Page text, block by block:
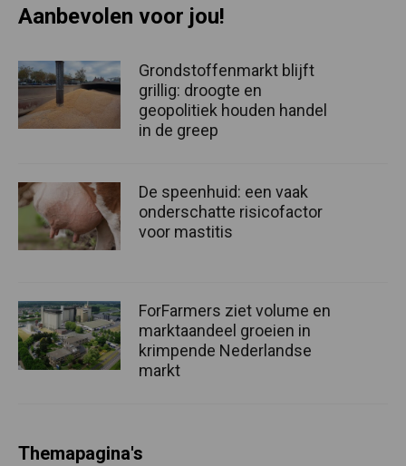
Aanbevolen voor jou!
Grondstoffenmarkt blijft
grillig: droogte en
geopolitiek houden handel
in de greep
De speenhuid: een vaak
onderschatte risicofactor
voor mastitis
ForFarmers ziet volume en
marktaandeel groeien in
krimpende Nederlandse
markt
Themapagina's